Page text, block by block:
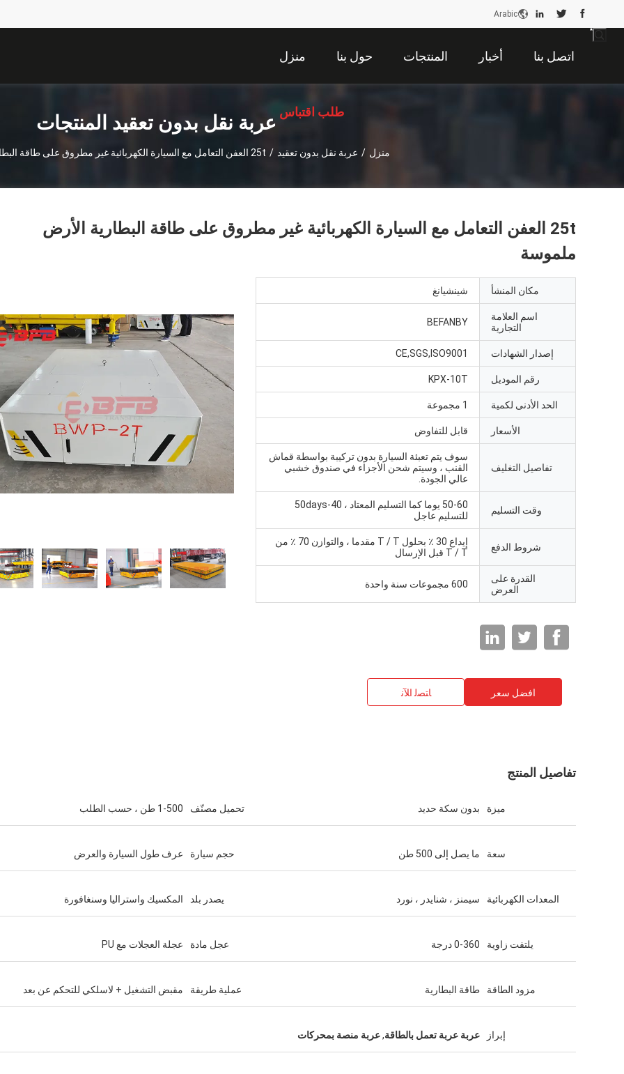
Arabic
منزل حول بنا المنتجات أخبار اتصل بنا
طلب اقتباس عربة نقل بدون تعقيد المنتجات
منزل / عربة نقل بدون تعقيد / 25t العفن التعامل مع السيارة الكهربائية غير مطروق على طاقة البطارية الأرض ملموسة
25t العفن التعامل مع السيارة الكهربائية غير مطروق على طاقة البطارية الأرض
ملموسة
مكان المنشأ شينشيانغ
اسم العلامة
التجارية
BEFANBY
إصدار الشهادات CE,SGS,ISO9001
رقم الموديل KPX-10T
الحد الأدنى لكمية 1 مجموعة
الأسعار قابل للتفاوض
تفاصيل التغليف
سوف يتم تعبئة السيارة بدون تركيبة بواسطة قماش
القنب ، وسيتم شحن الأجزاء في صندوق خشبي
عالي الجودة.
وقت التسليم
50-60 يوما كما التسليم المعتاد ، 40-50days
للتسليم عاجل
شروط الدفع
إيداع 30 ٪ بحلول T / T مقدما ، والتوازن 70 ٪ من
T / T قبل الإرسال
القدرة على
العرض
600 مجموعات سنة واحدة
افضل سعر ﺎﺘﺼﻟ ﺍﻶﻧ
تفاصيل المنتج
ميزة بدون سكة حديد تحميل مصنّف 1-500 طن ، حسب الطلب
سعة ما يصل إلى 500 طن حجم سيارة عرف طول السيارة والعرض
المعدات الكهربائية سيمنز ، شنايدر ، نورد يصدر بلد المكسيك واستراليا وسنغافورة
يلتفت زاوية 0-360 درجة عجل مادة عجلة العجلات مع PU
مزود الطاقة طاقة البطارية عملية طريقة مقبض التشغيل + لاسلكي للتحكم عن بعد
إبراز عربة عربة تعمل بالطاقة,عربة منصة بمحركات